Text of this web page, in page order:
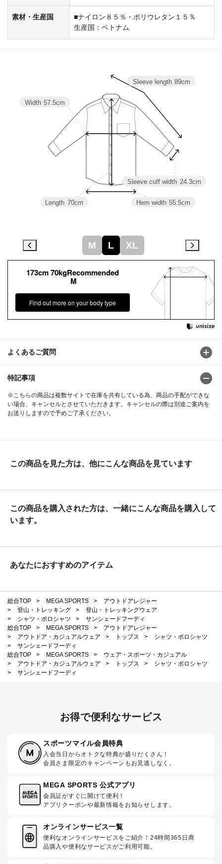
素材・生産国
■ナイロン８５％・ポリウレタン１５％
生産国：ベトナム
よくあるご質問
特記事項
※こちらの商品は複数サイトで在庫を共有している為、商品の手配ができな
い場合、キャンセルとさせていただきます。キャンセルの際は別途ご案内を
お送りしますので予めご了承ください。
173cm 70kgRecommended
M
Find out more on your body type
Hem width 55.5cm
Sleeve cuff width 24.3cm
Sleeve length 89cm
Length 70cm
Width 57.5cm
M L XL
この商品を見た方は、他にこんな商品を見ています
この商品を購入された方は、一緒にこんな商品を購入して
います。
あなたにおすすめのアイテム
総合TOP > MEGA SPORTS >
アウトドアレジャー
>
登山・トレッキング >
登山・トレッキングウェア
>
シャツ・ポロシャツ >
サンシェードフーディ
総合TOP
> MEGA SPORTS >
アウトドアレジャー
>
アウトドア・カジュアルウェア > トップス >
シャツ・ポロシャツ
>
サンシェードフーディ
総合TOP
> MEGA SPORTS >
ウェア・スポーツ・カジュアル
>
アウトドア・カジュアルウェア > トップス >
シャツ・ポロシャツ
>
サンシェードフーディ
お得で便利なサービス
スポーツマイル会員特典
入会当日からオトクな特典が盛りだくさん！
会員さま限定のキャンペーンもお見逃しなく。
MEGA SPORTS 公式アプリ
会員証がすぐに開けて便利！
アプリクーポンや最新情報をお知らせします。
オンラインサービス一覧
便利なオンラインサービスをご紹介！24時間365日商
品購入や便利なサービスがご利用可能。